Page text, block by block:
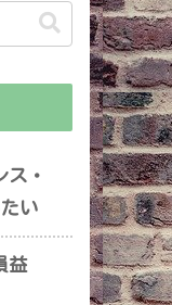
ス・
い
益